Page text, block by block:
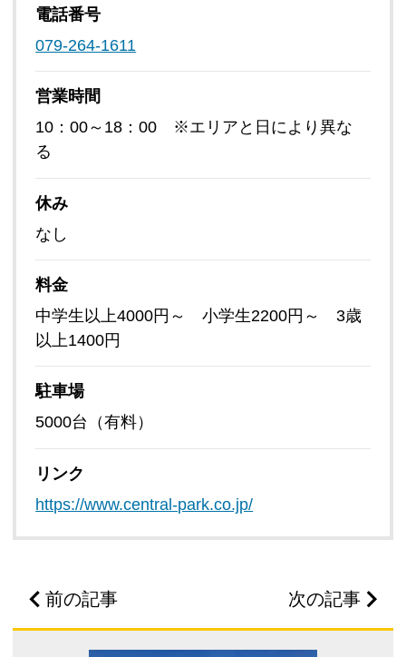
電話番号
079-264-1611
営業時間
10：00～18：00 ※エリアと日により異な
る
休み
なし
料金
中学生以上4000円～ 小学生2200円～ 3歳
以上1400円
駐車場
5000台（有料）
リンク
https://www.central-park.co.jp/
前の記事 次の記事